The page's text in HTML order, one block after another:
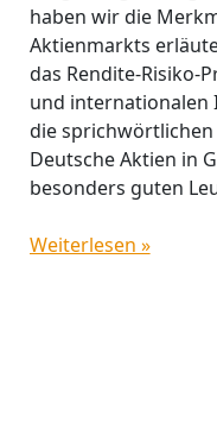
haben wir die
Aktienmarkts
das Rendite-Risiko-
und internationalen
die
Deutsche Aktien in
besonders guten
Weiterlesen »